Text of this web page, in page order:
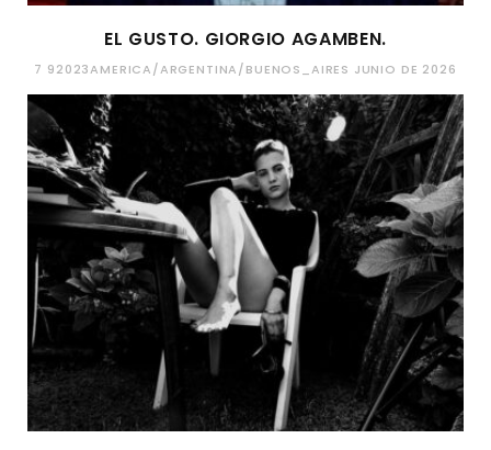
EL GUSTO. GIORGIO AGAMBEN.
7 92023AMERICA/ARGENTINA/BUENOS_AIRES JUNIO DE 2026